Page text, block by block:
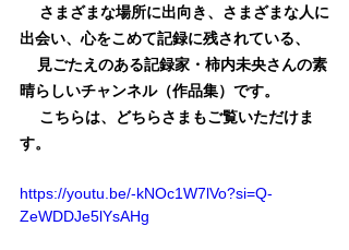
さまざまな場所に出向き、さまざまな人に
出会い、心をこめて記録に残されている、
見ごたえのある記録家・柿内未央さんの素
晴らしいチャンネル（作品集）です。
こちらは、どちらさまもご覧いただけま
す。
https://youtu.be/-kNOc1W7lVo?si=Q-
ZeWDDJe5lYsAHg